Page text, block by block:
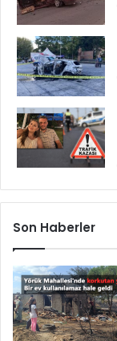
Son Haberler